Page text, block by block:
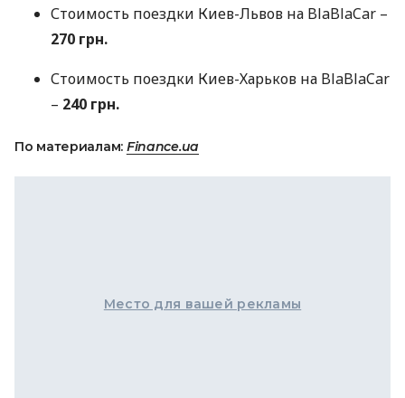
Стоимость поездки Киев-Львов на BlaBlaCar –
270 грн.
Стоимость поездки Киев-Харьков на BlaBlaCar
– 240 грн.
По материалам: Finance.ua
Место для вашей рекламы